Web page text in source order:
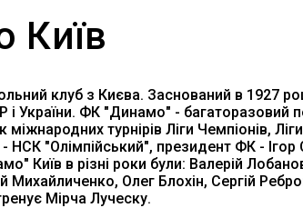
Київ
клуб з Києва. Заснований в 1927
і України. ФК "Динамо" - багаторазовий
міжнародних турнірів Ліги Чемпіонів,
"Олімпійський", президент ФК - Ігор
Київ в різні роки були: Валерій
Михайличенко, Олег Блохін, Сергій
Мірча Луческу.